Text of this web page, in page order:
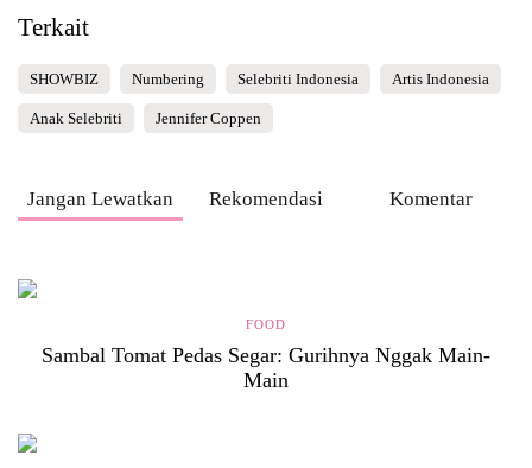
Terkait
SHOWBIZ Numbering Selebriti Indonesia Artis Indonesia
Anak Selebriti Jennifer Coppen
Jangan Lewatkan Rekomendasi Komentar
FOOD
Sambal Tomat Pedas Segar: Gurihnya Nggak Main-
Main